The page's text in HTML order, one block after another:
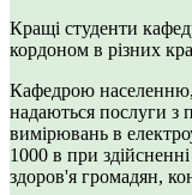
Кращі студенти
кордоном в різних
Кафедрою населенню,
надаються послуги з
вимірювань в
1000 в при
здоров'я громадян,